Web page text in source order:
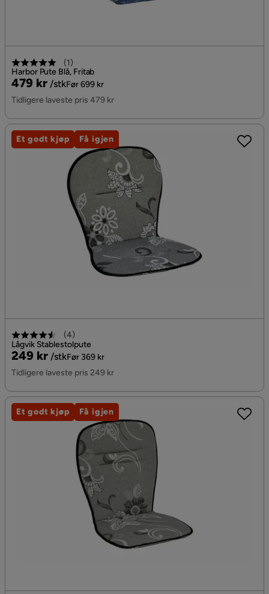
(1)
Harbor Pute Blå, Fritab
Pris
479 kr /stk
Original
Pris
Før 699 kr
Tidligere laveste pris 479 kr
(4)
Lågvik Stablestolpute
Pris
249 kr /stk
Original
Pris
Før 369 kr
Tidligere laveste pris 249 kr
Et godt kjøp Få igjen
Et godt kjøp Få igjen